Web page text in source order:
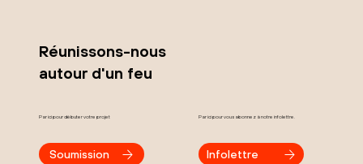
Réunissons-nous
autour d'un feu
Par ici pour débuter votre projet
Soumission
Par ici pour vous abonnez à notre infolettre.
Infolettre